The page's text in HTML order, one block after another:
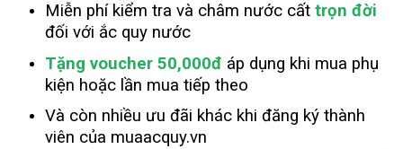
Miễn phí kiểm tra và châm nước cất trọn đời
đối với ắc quy nước
Tặng voucher 50,000đ áp dụng khi mua phụ
kiện hoặc lần mua tiếp theo
Và còn nhiều ưu đãi khác khi đăng ký thành
viên của muaacquy.vn